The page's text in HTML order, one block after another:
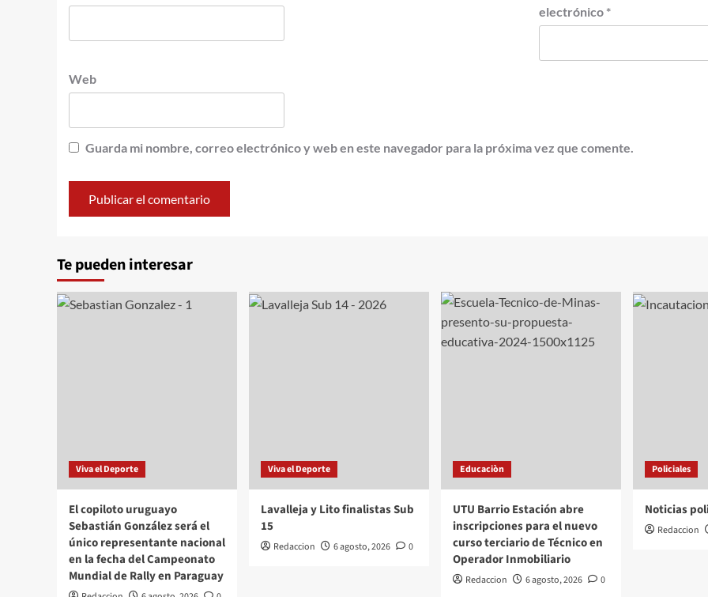
electrónico *
Web
Guarda mi nombre, correo electrónico y web en este navegador para la próxima vez que comente.
Te pueden interesar
Viva el Deporte
El copiloto uruguayo
Sebastián González será el
único representante nacional
en la fecha del Campeonato
Mundial de Rally en Paraguay
Viva el Deporte
Lavalleja y Lito finalistas Sub
15
Redaccion 6 agosto, 2026 0
Educaciòn
UTU Barrio Estación abre
inscripciones para el nuevo
curso terciario de Técnico en
Operador Inmobiliario
Redaccion 6 agosto, 2026 0
Policiales
Noticias
Redaccion